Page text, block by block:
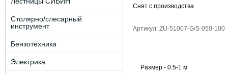
Столярно/слесарный
инструмент
Бензотехника
Электрика
Снят с производства
Артикул: ZU-51007-G/S-050-100
Размер - 0.5-1 м